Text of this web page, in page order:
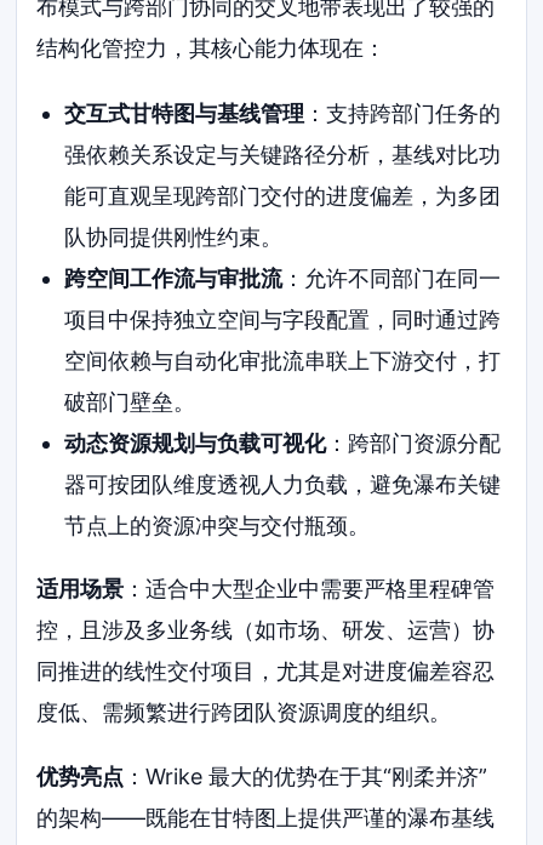
布模式与跨部门协同的交叉地带表现出了较强的
结构化管控力，其核心能力体现在：
交互式甘特图与基线管理 ：支持跨部门任务的
强依赖关系设定与关键路径分析，基线对比功
能可直观呈现跨部门交付的进度偏差，为多团
队协同提供刚性约束。
跨空间工作流与审批流：允许不同部门在同一
项目中保持独立空间与字段配置，同时通过跨
空间依赖与自动化审批流串联上下游交付，打
破部门壁垒。
动态资源规划与负载可视化：跨部门资源分配
器可按团队维度透视人力负载，避免瀑布关键
节点上的资源冲突与交付瓶颈。
适用场景 ：适合中大型企业中需要严格里程碑管
控，且涉及多业务线（如市场、研发、运营）协
同推进的线性交付项目，尤其是对进度偏差容忍
度低、需频繁进行跨团队资源调度的组织。
优势亮点 ：Wrike 最大的优势在于其“刚柔并济”
的架构——既能在甘特图上提供严谨的瀑布基线